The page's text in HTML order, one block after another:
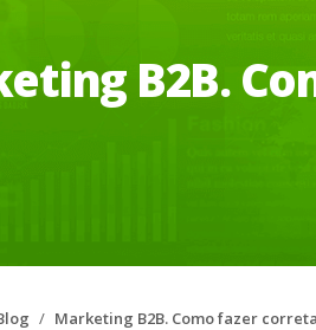
B2B.
/ Marketing B2B. Como fazer